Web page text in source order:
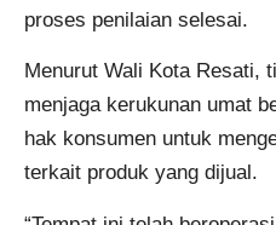
proses penilaian selesai.
Menurut Wali Kota Resati,
menjaga kerukunan umat
hak konsumen untuk
terkait produk yang dijual.